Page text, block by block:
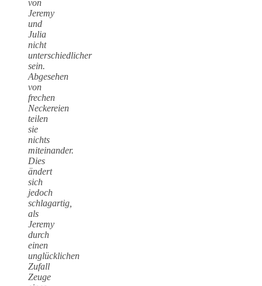
von
Jeremy
und
Julia
nicht
unterschiedlicher
sein.
Abgesehen
von
frechen
Neckereien
teilen
sie
nichts
miteinander.
Dies
ändert
sich
jedoch
schlagartig,
als
Jeremy
durch
einen
unglücklichen
Zufall
Zeuge